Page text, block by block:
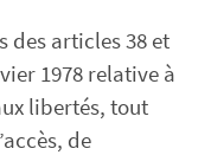
des articles 38 et
1978 relative à
libertés, tout
de